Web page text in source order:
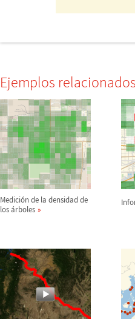
Ejemplos
Medición de la densidad de
losárboles